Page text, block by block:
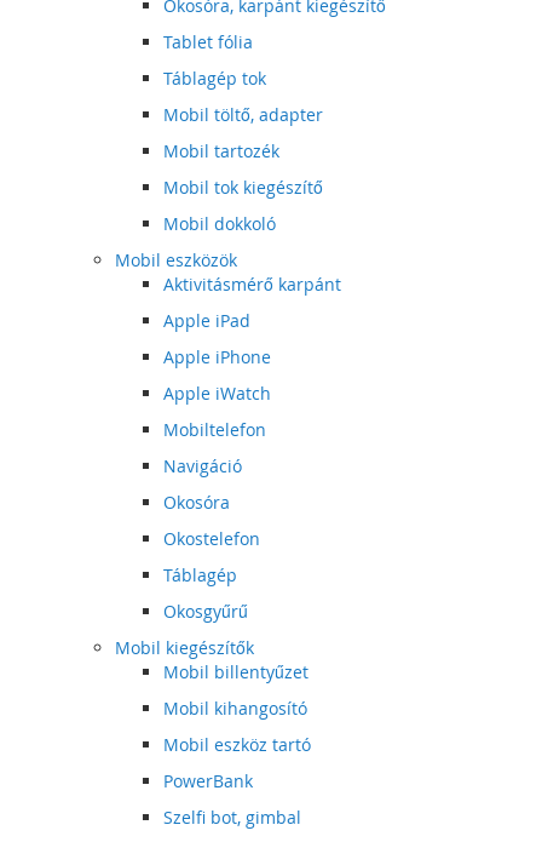
Okosóra, karpánt kiegészítő
Tablet fólia
Táblagép tok
Mobil töltő, adapter
Mobil tartozék
Mobil tok kiegészítő
Mobil dokkoló
Mobil eszközök
Aktivitásmérő karpánt
Apple iPad
Apple iPhone
Apple iWatch
Mobiltelefon
Navigáció
Okosóra
Okostelefon
Táblagép
Okosgyűrű
Mobil kiegészítők
Mobil billentyűzet
Mobil kihangosító
Mobil eszköz tartó
PowerBank
Szelfi bot, gimbal